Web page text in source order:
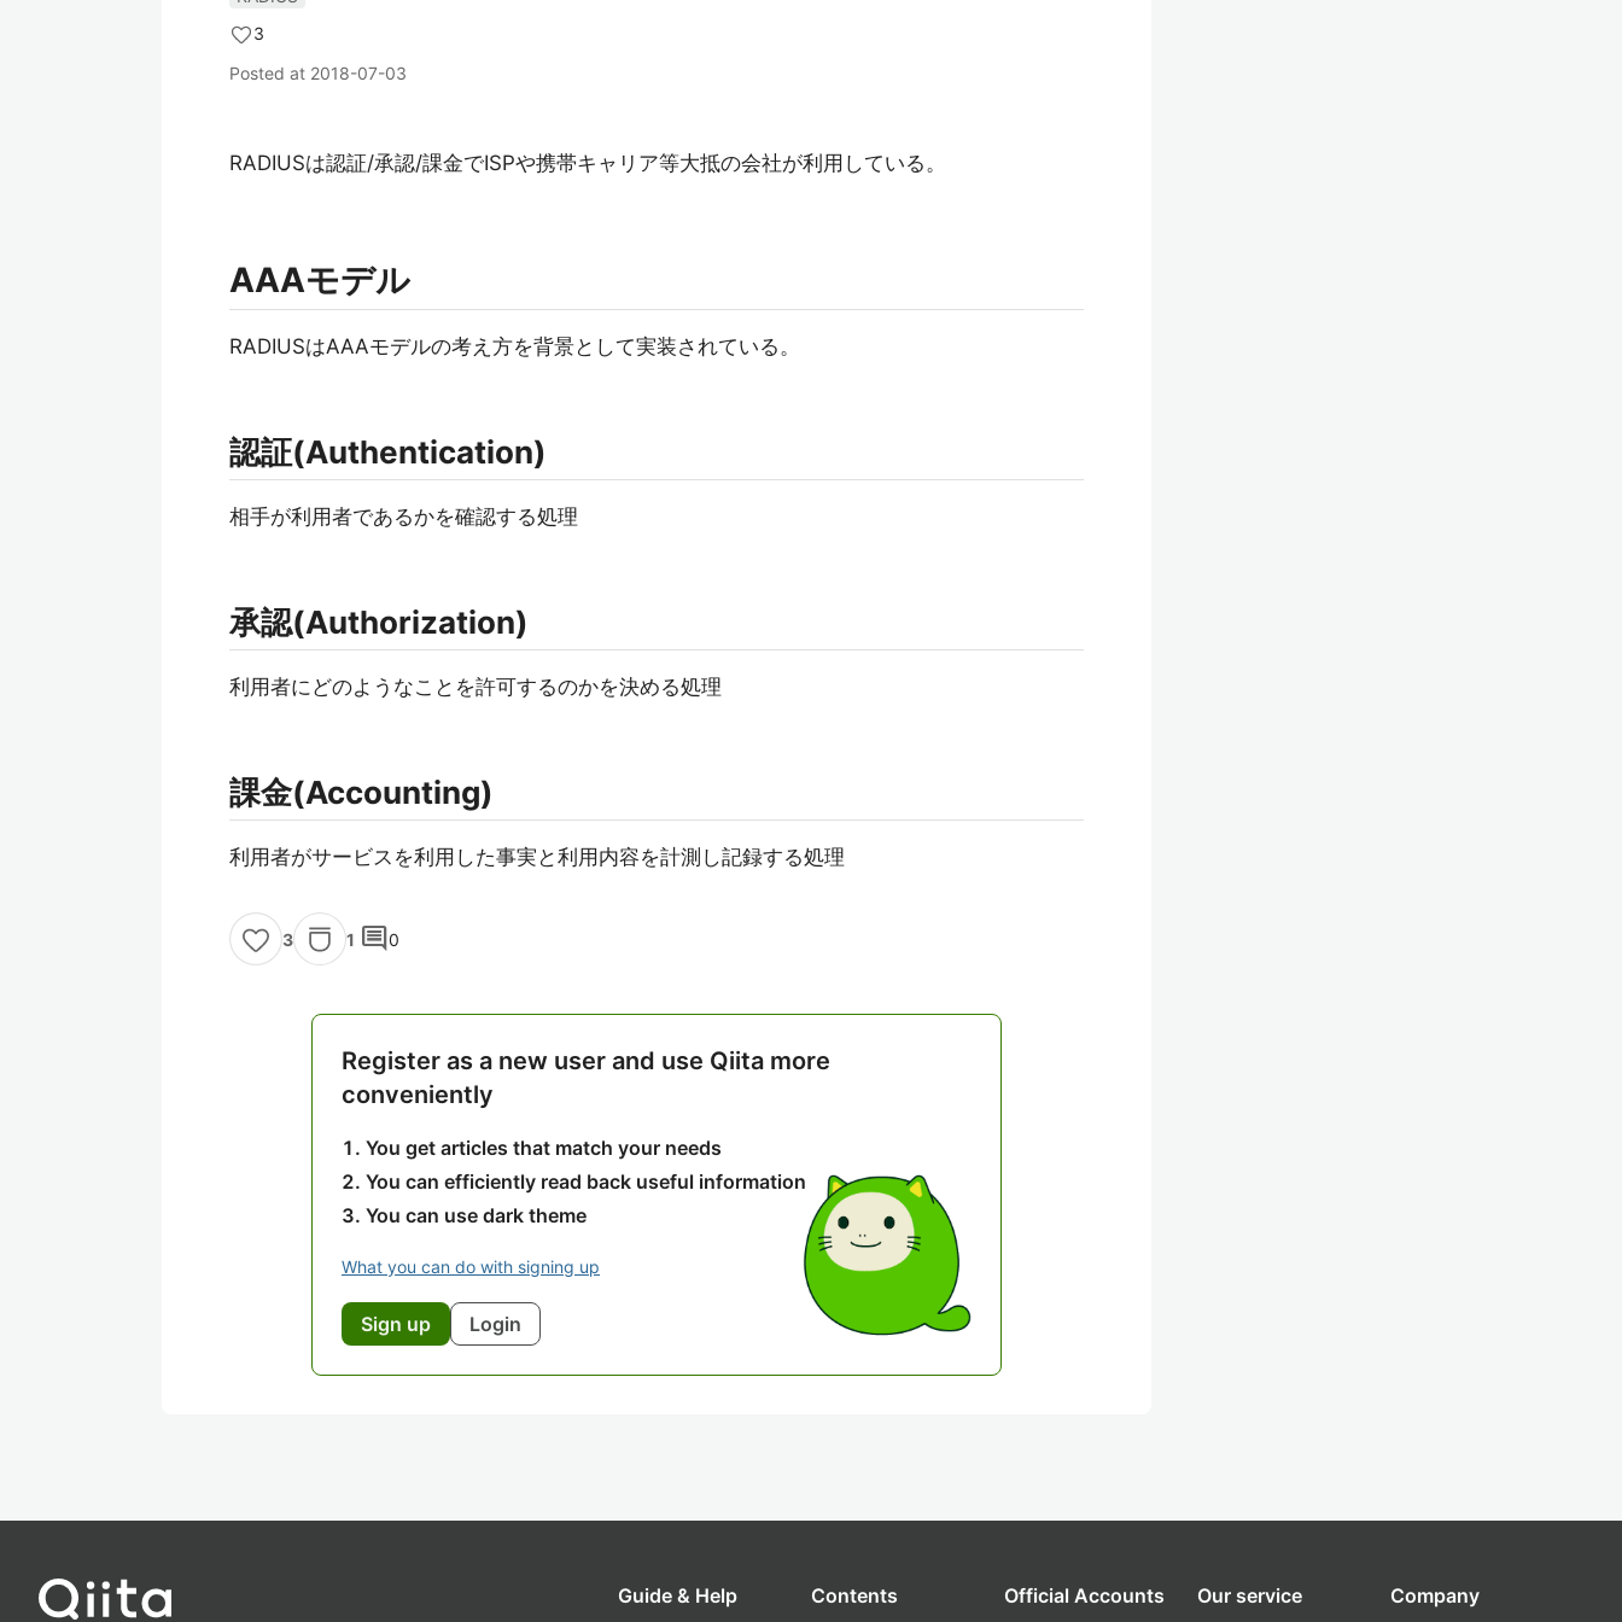
3
Posted at 2018-07-03
RADIUSは認証/承認/課金でISPや携帯キャリア等大抵の会社が利用している。
AAAモデル
RADIUSはAAAモデルの考え方を背景として実装されている。
認証(Authentication)
相手が利用者であるかを確認する処理
承認(Authorization)
利用者にどのようなことを許可するのかを決める処理
課金(Accounting)
利用者がサービスを利用した事実と利用内容を計測し記録する処理
3 1 comment0
Register as a new user and use Qiita more
conveniently
You get articles that match your needs
You can efficiently read back useful information
You can use dark theme
What you can do with signing up
Sign up Login
Guide & Help Contents Official Accounts Our service Company